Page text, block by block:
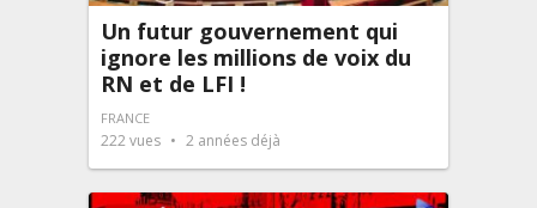
Un futur gouvernement qui
ignore les millions de voix du
RN et de LFI !
FRANCE
222vues 2 années déjà